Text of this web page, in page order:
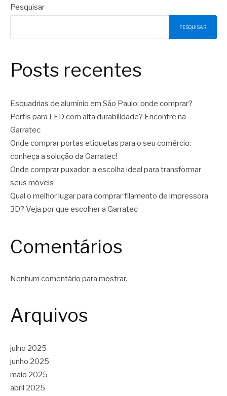
Pesquisar
PESQUISAR
Posts recentes
Esquadrias de alumínio em São Paulo: onde comprar?
Perfis para LED com alta durabilidade? Encontre na
Garratec
Onde comprar portas etiquetas para o seu comércio:
conheça a solução da Garratec!
Onde comprar puxador: a escolha ideal para transformar
seus móveis
Qual o melhor lugar para comprar filamento de impressora
3D? Veja por que escolher a Garratec
Comentários
Nenhum comentário para mostrar.
Arquivos
julho 2025
junho 2025
maio 2025
abril 2025